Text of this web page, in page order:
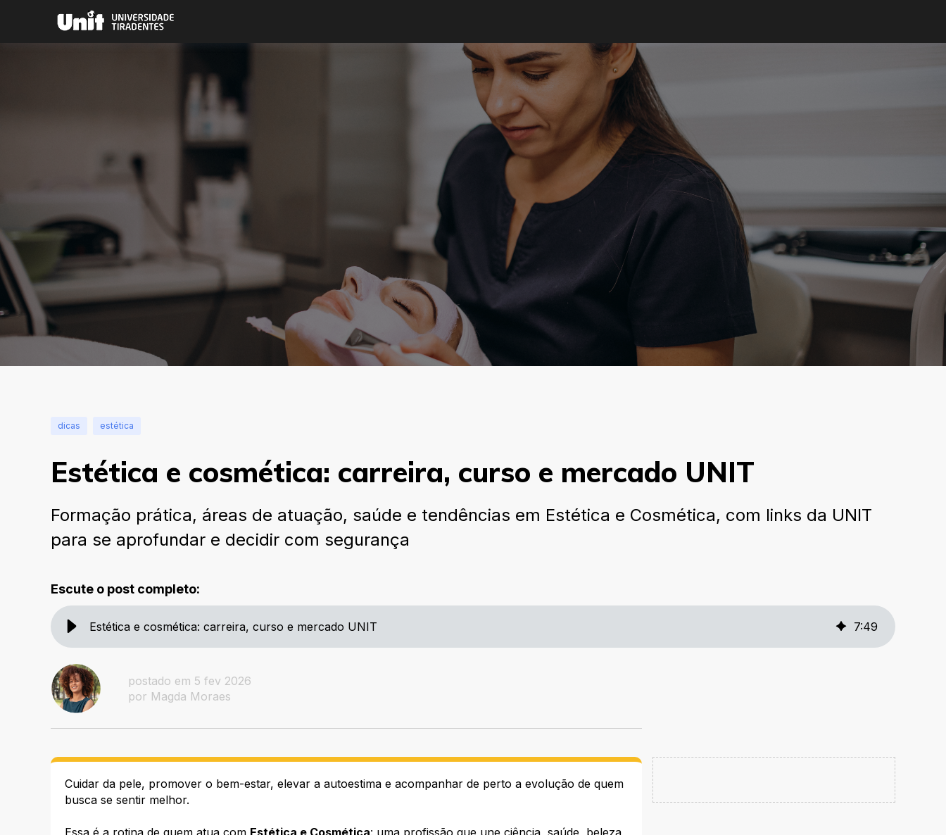
dicas estética
Estética e cosmética: carreira, curso e mercado UNIT
Formação prática, áreas de atuação, saúde e tendências em Estética e Cosmética, com links da UNIT
para se aprofundar e decidir com segurança
Escute o post completo:
Estética e cosmética: carreira, curso e mercado UNIT 7:49
postado em 5 fev 2026
por Magda Moraes
Cuidar da pele, promover o bem-estar, elevar a autoestima e acompanhar de perto a evolução de quem
busca se sentir melhor.
Essa é a rotina de quem atua com Estética e Cosmética: uma profissão que une ciência, saúde, beleza